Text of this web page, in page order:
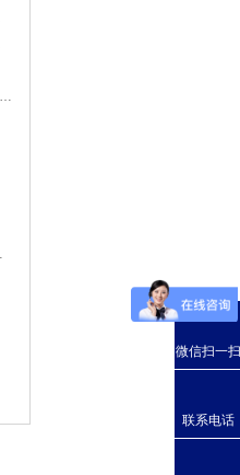
微信扫一扫
联系电话